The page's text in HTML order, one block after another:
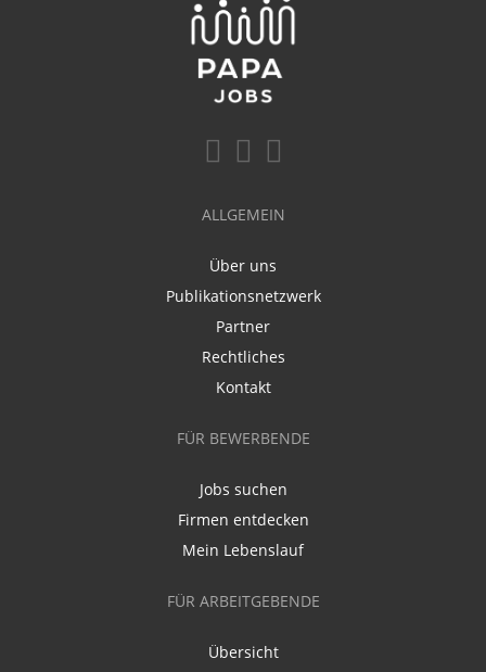
ALLGEMEIN
Über uns
Publikationsnetzwerk
Partner
Rechtliches
Kontakt
FÜR BEWERBENDE
Jobs suchen
Firmen entdecken
Mein Lebenslauf
FÜR ARBEITGEBENDE
Übersicht